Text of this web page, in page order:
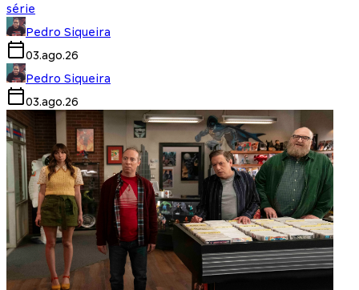
série
Pedro Siqueira
03.ago.26
Pedro Siqueira
03.ago.26